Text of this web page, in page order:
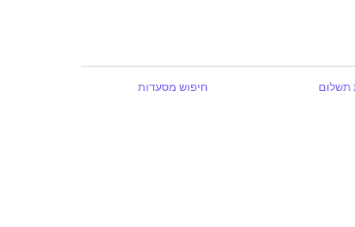
תשלום חיפוש מסעדות